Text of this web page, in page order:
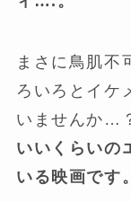
まさに鳥肌不
ろいろとイケ
いませんか…
いいくらいの
いる映画です。